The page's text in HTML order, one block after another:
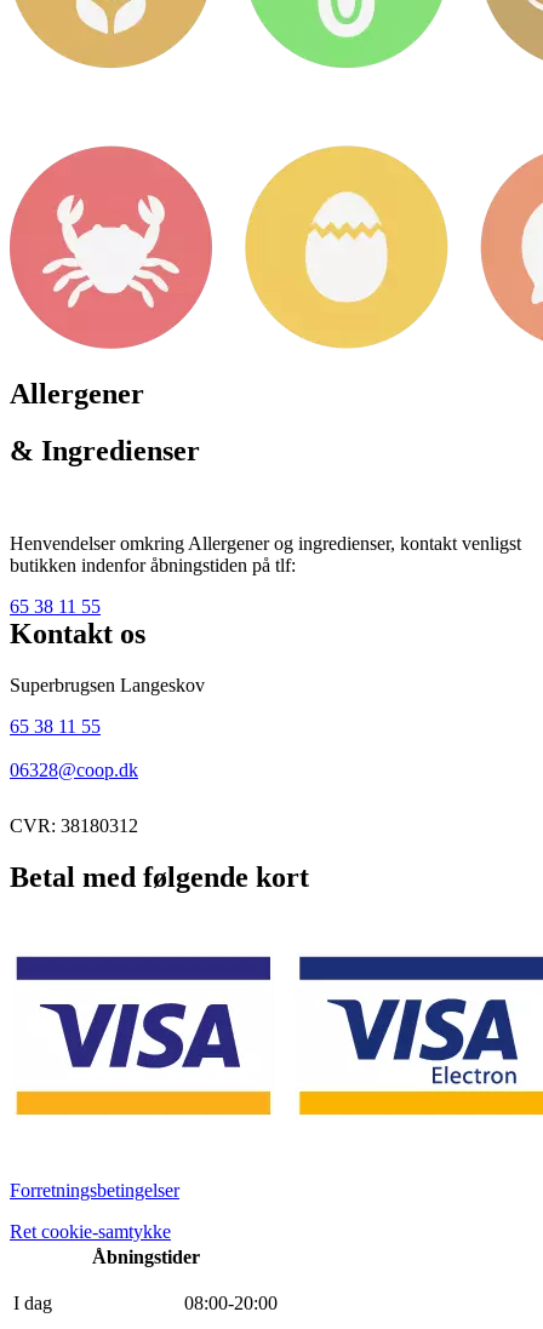
Allergener
& Ingredienser
Henvendelser omkring Allergener og ingredienser, kontakt venligst
butikken indenfor åbningstiden på tlf:
65 38 11 55
Kontakt os
Superbrugsen Langeskov
65 38 11 55
06328@coop.dk
CVR: 38180312
Betal med følgende kort
Forretningsbetingelser
Ret cookie-samtykke
Åbningstider
I dag 08:00-20:00